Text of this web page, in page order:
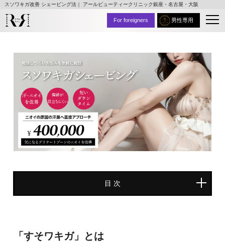
スソワキガ改善 シェービング法｜ アールビューティークリニック銀座・名古屋・大阪
男性専用
For foreigners
⽬ 次
「すそワキガ」とは